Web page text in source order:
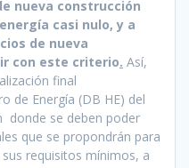
nueva construcción
casi nulo, y a
de nueva
con este criterio. Así,
final
de Energía (DB HE) del
donde se deben poder
que se propondrán para
requisitos mínimos, a